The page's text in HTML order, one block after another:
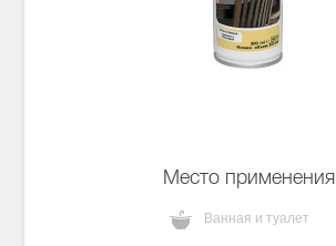
Место применения
Ванная и туалет